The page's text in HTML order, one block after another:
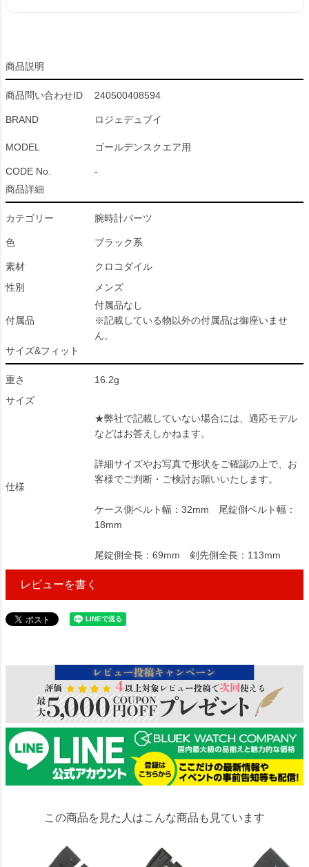
商品説明
商品問い合わせID 240500408594
BRAND ロジェデュブイ
MODEL ゴールデンスクエア用
CODE No.
-
商品詳細
カテゴリー 腕時計パーツ
色 ブラック系
素材
クロコダイル
性別
メンズ
付属品
付属品なし
※記載している物以外の付属品は御座いませ
ん。
サイズ&フィット
重さ
16.2g
サイズ
仕様
★弊社で記載していない場合には、適応モデル
などはお答えしかねます。
詳細サイズやお写真で形状をご確認の上で、お
客様でご判断・ご検討お願いいたします。
ケース側ベルト幅：32mm 尾錠側ベルト幅：
18mm
尾錠側全長：69mm 剣先側全長：113mm
レビューを書く
この商品を見た人はこんな商品も見ています